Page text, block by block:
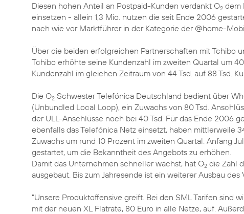
Diesen hohen Anteil an Postpaid-Kunden verdankt O2 dem
einsetzen - allein 1,3 Mio. nutzen die seit Ende 2006
nach wie vor Marktführer in der Kategorie der @home-
Über die beiden erfolgreichen Partnerschaften mit Tchibo
Tchibo erhöhte seine Kundenzahl im zweiten Quartal um
Kundenzahl im gleichen Zeitraum von 44 Tsd. auf 88 Tsd.
Die O2 Schwester Telefónica Deutschland bedient über
(Unbundled Local Loop), ein Zuwachs von 80 Tsd.
der ULL-Anschlüsse noch bei 40 Tsd. Für das Ende 2006
ebenfalls das Telefónica Netz einsetzt, haben mittlerweile
Zuwachs um rund 10 Prozent im zweiten Quartal. Anfang
gestartet, um die Bekanntheit des Angebots zu erhöhen.
Damit das Unternehmen schneller wächst, hat O2 die Zahl
ausgebaut. Bis zum Jahresende ist ein weiterer Ausbau
"Unsere Produktoffensive greift. Bei den SML Tarifen sind
mit der neuen XL Flatrate, 80 Euro in alle Netze, auf.